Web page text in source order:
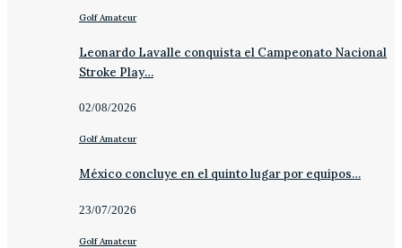
Golf Amateur
Leonardo Lavalle conquista el Campeonato Nacional
Stroke Play…
02/08/2026
Golf Amateur
México concluye en el quinto lugar por equipos…
23/07/2026
Golf Amateur